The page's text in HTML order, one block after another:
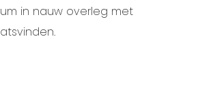
in nauw overleg met